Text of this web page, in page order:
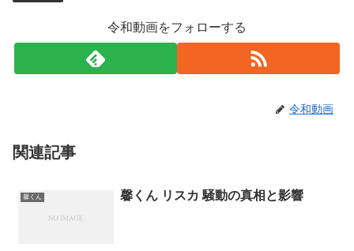
令和動画をフォローする
令和動画
関連記事
馨くん 馨くん リスカ 騒動の真相と影響